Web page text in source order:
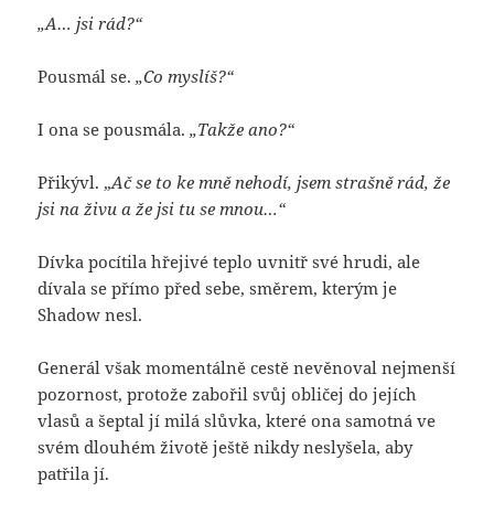
„A… jsi rád?“
Pousmál se.„Co myslíš?“
I ona se pousmála.„Takže ano?“
Přikývl. „Ač se to ke mně nehodí, jsem strašně rád, že
jsi na živu a že jsi tu se mnou…“
Dívka pocítila hřejivé teplo uvnitř své hrudi, ale
dívala se přímo před sebe, směrem, kterým je
Shadow nesl.
Generál však momentálně cestě nevěnoval nejmenší
pozornost, protože zabořil svůj obličej do jejích
vlasů a šeptal jí milá slůvka, které ona samotná ve
svém dlouhém životě ještě nikdy neslyšela, aby
patřila jí.